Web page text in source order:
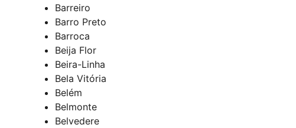
Barreiro
Barro Preto
Barroca
Beija Flor
Beira-Linha
Bela Vitória
Belém
Belmonte
Belvedere